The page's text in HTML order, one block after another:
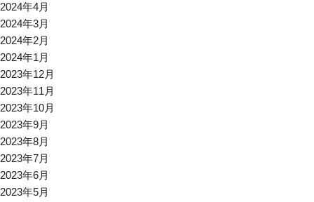
2024年4月
2024年3月
2024年2月
2024年1月
2023年12月
2023年11月
2023年10月
2023年9月
2023年8月
2023年7月
2023年6月
2023年5月